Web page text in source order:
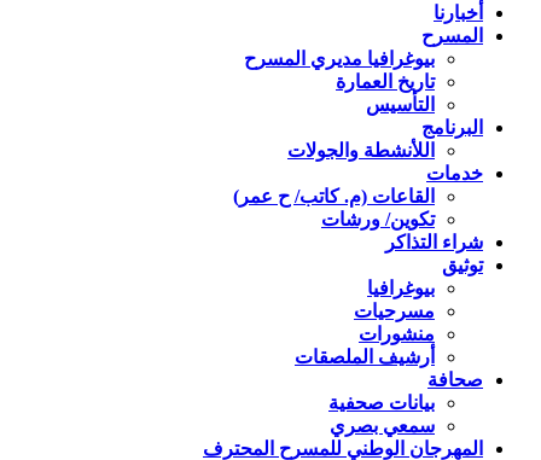
أخبارنا
المسرح
بيوغرافيا مديري المسرح
تاريخ العمارة
التأسيس
البرنامج
اللأنشطة والجولات
خدمات
القاعات (م. كاتب/ ح عمر)
تكوين/ ورشات
شراء التذاكر
توثيق
بيوغرافيا
مسرحيات
منشورات
أرشيف الملصقات
صحافة
بيانات صحفية
سمعي بصري
المهرجان الوطني للمسرح المحترف